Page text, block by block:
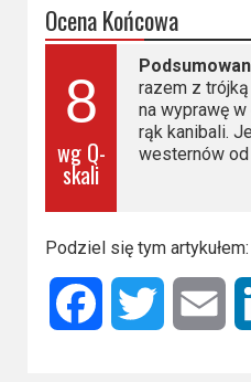
Ocena Końcowa
8
wg Q-
skali
razem z
na wyprawę
rąk kanibali.
westernów od
Podziel się tym artykułem:
Facebook Twitter